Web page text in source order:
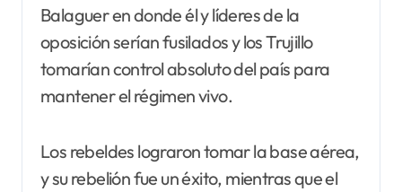
Balaguer en donde él y líderes de la
oposición serían fusilados y los Trujillo
tomarían control absoluto del país para
mantener el régimen vivo.
Los rebeldes lograron tomar la base aérea,
y su rebelión fue un éxito, mientras que el